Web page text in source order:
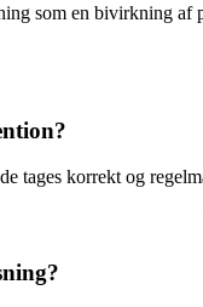
som en bivirkning
tages korrekt og